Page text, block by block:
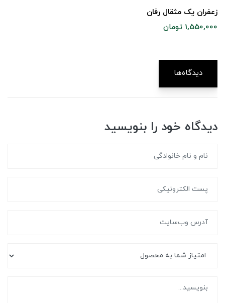
زعفران یک مثقال رفان
1,550,000 تومان
دیدگاه‌ها
دیدگاه خود را بنویسید